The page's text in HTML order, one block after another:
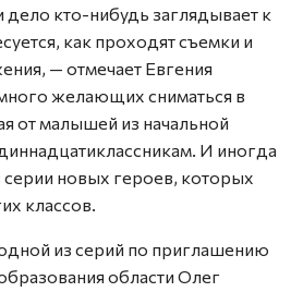
кто-нибудь заглядывает к
как проходят съемки и
— отмечает Евгения
желающих сниматься в
от малышей из начальной
И иногда
серии новых героев, которых
классов.
одной из серий по приглашению
области Олег